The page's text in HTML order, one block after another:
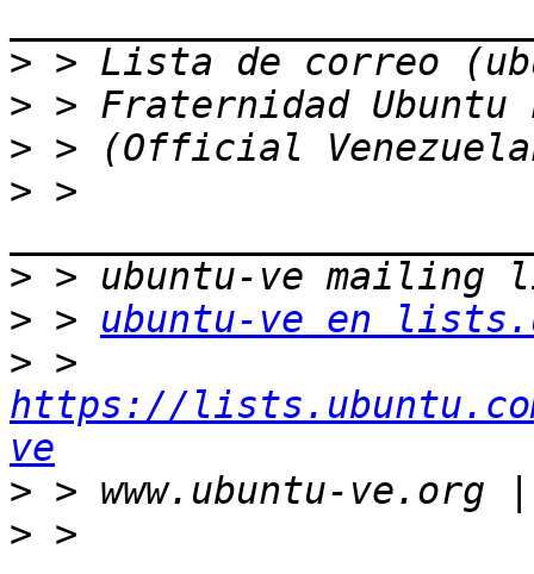
>
>
>
> >
>
> > ubuntu-ve en
>
https://
ve
>
> >